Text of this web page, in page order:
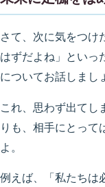
さて、次に気をつけ
はずだよね」といっ
についてお話しまし
これ、思わず出てし
りも、相手にとって
よ。
例えば、「私たちは